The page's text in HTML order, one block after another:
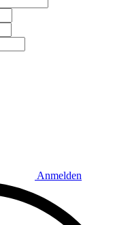
Anmelden